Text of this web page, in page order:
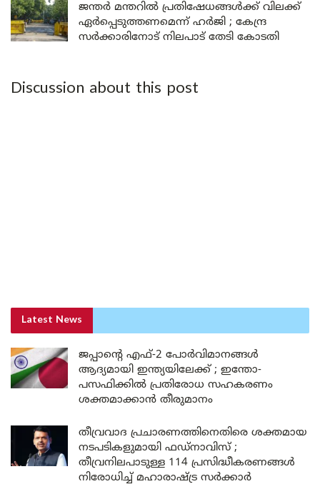
ജന്തർ മന്തറിൽ പ്രതിഷേധങ്ങൾക്ക് വിലക്ക്
ഏർപ്പെടുത്തണമെന്ന് ഹർജി ; കേന്ദ്ര
സർക്കാരിനോട് നിലപാട് തേടി കോടതി
Discussion about this post
Latest News
ജപ്പാന്റെ എഫ്-2 പോർവിമാനങ്ങൾ
ആദ്യമായി ഇന്ത്യയിലേക്ക് ; ഇന്തോ-
പസഫിക്കിൽ പ്രതിരോധ സഹകരണം
ശക്തമാക്കാൻ തീരുമാനം
തീവ്രവാദ പ്രചാരണത്തിനെതിരെ ശക്തമായ
നടപടികളുമായി ഫഡ്നാവിസ് ;
തീവ്രനിലപാടുള്ള 114 പ്രസിദ്ധീകരണങ്ങൾ
നിരോധിച്ച് മഹാരാഷ്ട്ര സർക്കാർ